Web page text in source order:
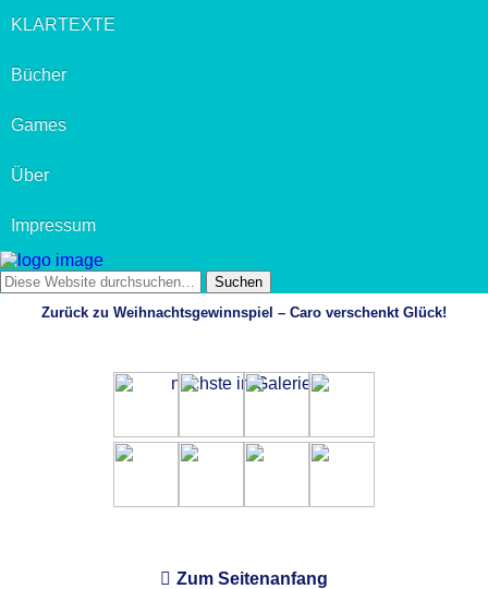
KLARTEXTE
Bücher
Games
Über
Impressum
Zurück zu Weihnachtsgewinnspiel – Caro verschenkt Glück!
nächste in Galerie »
Zum Seitenanfang